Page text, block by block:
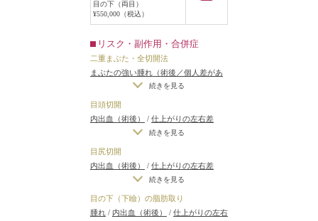
目の下（両目）
¥550,000（税込）
リスク・副作用・合併症
二重まぶた・全切開法
まぶたの強い腫れ（術後／個人差があ
内出血（術後）/
左右差（片目ずつ手術をする場合）
がりが完璧に自分の理想の形にならな
いことがある/
二重のラインの癒着が
とれる可能性/ 手術後の血腫
続きを見る
目頭切開
内出血（術後）
/ 仕上がりの左右差
（片目ずつ手術をする場合）
りのわずかな左右差（完璧なシンメト
続きを見る
目尻切開
内出血（術後）
/ 仕上がりの左右差
（片目ずつ手術をする場合）
続きを見る
目の下（下瞼）の脂肪取り
腫れ / 内出血（術後） / 仕上がりの左右